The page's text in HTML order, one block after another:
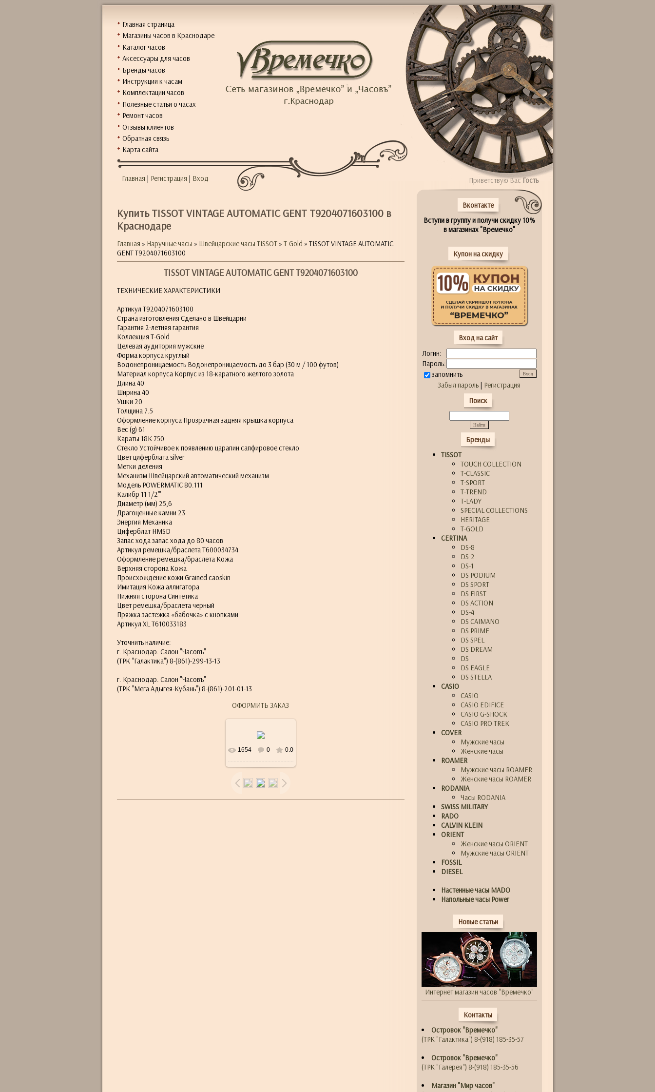
Главная страница
Магазины часов в Краснодаре
Каталог часов
Аксессуары для часов
Бренды часов
Инструкции к часам
Комплектации часов
Полезные статьи о часах
Ремонт часов
Отзывы клиентов
Обратная связь
Карта сайта
Главная | Регистрация | Вход
Купить TISSOT VINTAGE AUTOMATIC GENT T9204071603100 в
Краснодаре
Главная » Наручные часы » Швейцарские часы TISSOT» T-Gold » TISSOT VINTAGE AUTOMATIC
GENT T9204071603100
TISSOT VINTAGE AUTOMATIC GENT T9204071603100
ТЕХНИЧЕСКИЕ ХАРАКТЕРИСТИКИ
Артикул T9204071603100
Страна изготовления Сделано в Швейцарии
Гарантия 2-летняя гарантия
Коллекция T-Gold
Целевая аудитория мужские
Форма корпуса круглый
Водонепроницаемость Водонепроницаемость до 3 бар (30 м / 100 футов)
Материал корпуса Корпус из 18-каратного желтого золота
Длина 40
Ширина 40
Ушки 20
Толщина 7.5
Оформление корпуса Прозрачная задняя крышка корпуса
Вес (g) 61
Караты 18K 750
Стекло Устойчивое к появлению царапин сапфировое стекло
Цвет циферблата silver
Метки деления
Механизм Швейцарский автоматический механизм
Модель POWERMATIC 80.111
Калибр 11 1/2'''
Диаметр (мм) 25,6
Драгоценные камни 23
Энергия Механика
Циферблат HMSD
Запас хода запас хода до 80 часов
Артикул ремешка/браслета T600034734
Оформление ремешка/браслета Кожа
Верхняя сторона Кожа
Происхождение кожи Grained caoskin
Имитация Кожа аллигатора
Нижняя сторона Синтетика
Цвет ремешка/браслета черный
Пряжка застежка «бабочка» с кнопками
Артикул XL T610033183
Уточнить наличие:
г. Краснодар. Салон "Часовъ"
(ТРК "Галактика") 8-(861)-299-13-13
г. Краснодар. Салон "Часовъ"
(ТРК "Мега Адыгея-Кубань") 8-(861)-201-01-13
ОФОРМИТЬ ЗАКАЗ
В реальном
127.8Kb
1654 0 0.0
Приветствую ВасГость
Вконтакте
Вступи в группу и получи скидку 10%
в магазинах "Времечко"
Купон на скидку
Вход на сайт
Логин:
Пароль:
запомнить
Забыл пароль | Регистрация
Поиск
Бренды
TISSOT
TOUCH COLLECTION
T-CLASSIC
T-SPORT
T-TREND
T-LADY
SPECIAL COLLECTIONS
HERITAGE
T-GOLD
CERTINA
DS-8
DS-2
DS-1
DS PODIUM
DS SPORT
DS FIRST
DS ACTION
DS-4
DS CAIMANO
DS PRIME
DS SPEL
DS DREAM
DS
DS EAGLE
DS STELLA
CASIO
CASIO
CASIO EDIFICE
CASIO G-SHOCK
CASIO PRO TREK
COVER
Мужские часы
Женские часы
ROAMER
Мужские часы ROAMER
Женские часы ROAMER
RODANIA
Часы RODANIA
SWISS MILITARY
RADO
CALVIN KLEIN
ORIENT
Женские часы ORIENT
Мужские часы ORIENT
FOSSIL
DIESEL
Настенные часы MADO
Напольные часы Power
Новые статьи
Интернет магазин часов "Времечко"
Контакты
Островок "Времечко"
(ТРК "Галактика") 8-(918) 185-35-57
Островок "Времечко"
(ТРК "Галерея") 8-(918) 185-35-56
Магазин "Мир часов"